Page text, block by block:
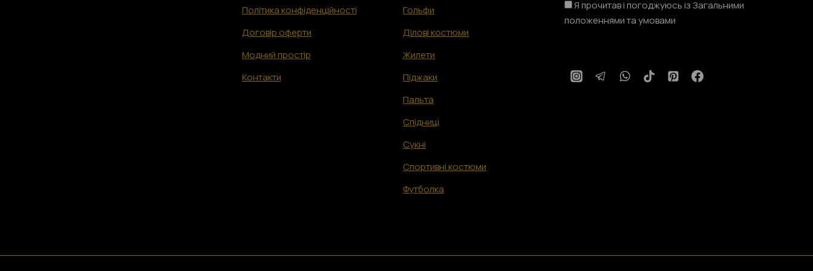
Політика конфіденційності
Договір оферти
Модний простір
Контакти
Гольфи
Ділові костюми
Жилети
Піджаки
Пальта
Спідниці
Сукні
Спортивні костюми
Футболка
Я прочитав і погоджуюсь із Загальними
положеннями та умовами